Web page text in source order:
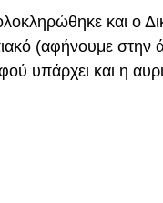
και ο
(αφήνουμε στην
υπάρχει και η